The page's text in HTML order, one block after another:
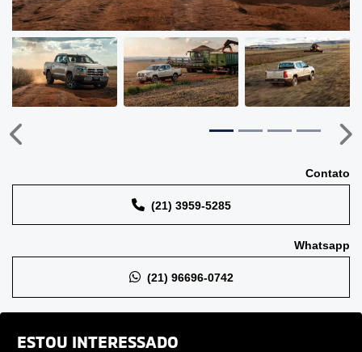
ESTOU INTERESSADO
Anterior
Contato
(21) 3959-5285
Whatsapp
(21) 96696-0742